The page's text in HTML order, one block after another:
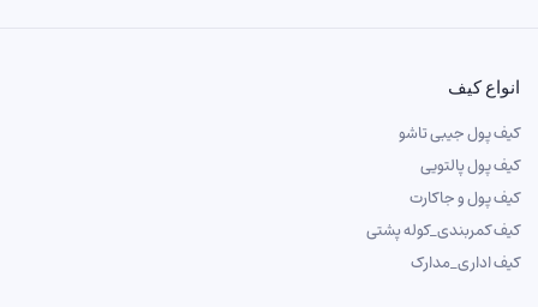
انواع کیف
کیف پول جیبی تاشو
کیف پول پالتویی
کیف پول و جاکارت
کیف کمربندی_کوله پشتی
کیف اداری_مدارک